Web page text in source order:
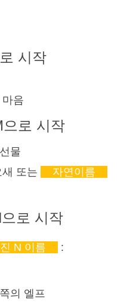
시작
음
으로 시작
물
또는 자연이름
으로 시작
N 이름 :
의 엘프